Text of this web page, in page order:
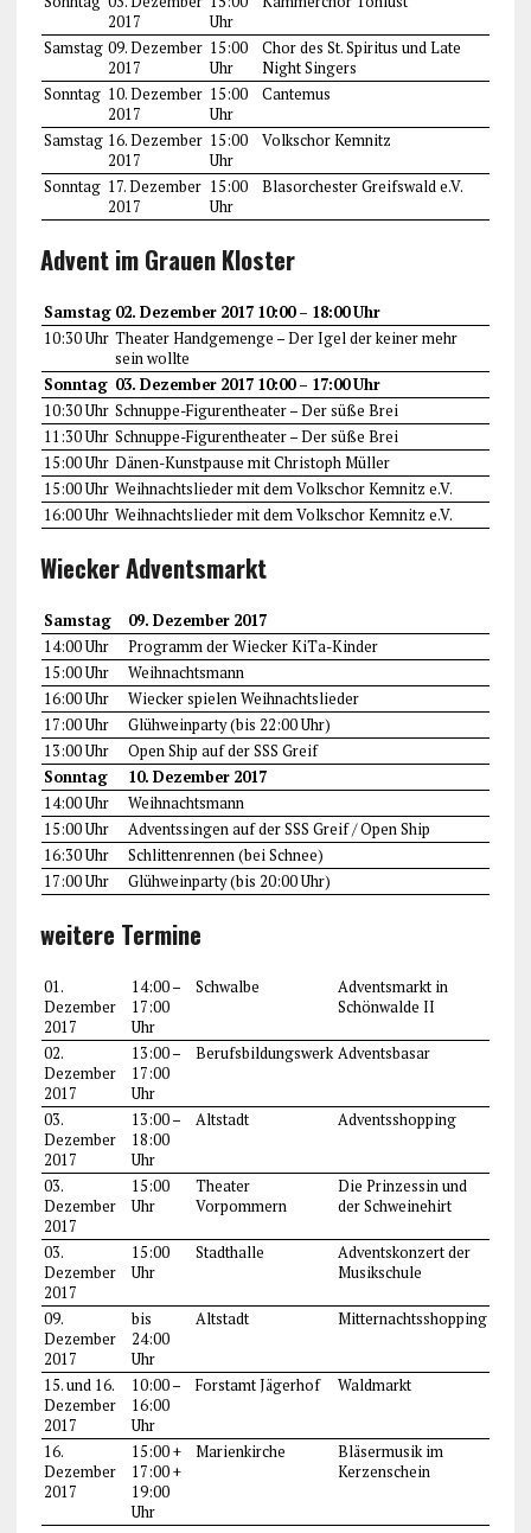
2017
Uhr
Samstag 09. Dezember
2017
15:00
Uhr
Chor des St. Spiritus und Late
Night Singers
Sonntag 10. Dezember
2017
15:00
Uhr
Cantemus
Samstag 16. Dezember
2017
15:00
Uhr
Volkschor Kemnitz
Sonntag 17. Dezember
2017
15:00
Uhr
Blasorchester Greifswald e.V.
Advent im Grauen Kloster
Samstag 02. Dezember 2017 10:00 – 18:00 Uhr
10:30 Uhr Theater Handgemenge – Der Igel der keiner mehr
sein wollte
Sonntag 03. Dezember 2017 10:00 – 17:00 Uhr
10:30 Uhr Schnuppe-Figurentheater – Der süße Brei
11:30 Uhr Schnuppe-Figurentheater – Der süße Brei
15:00 Uhr Dänen-Kunstpause mit Christoph Müller
15:00 Uhr Weihnachtslieder mit dem Volkschor Kemnitz e.V.
16:00 Uhr Weihnachtslieder mit dem Volkschor Kemnitz e.V.
Wiecker Adventsmarkt
Samstag
09. Dezember 2017
14:00 Uhr
Programm der Wiecker KiTa-Kinder
15:00 Uhr
Weihnachtsmann
16:00 Uhr
Wiecker spielen Weihnachtslieder
17:00 Uhr
Glühweinparty (bis 22:00 Uhr)
13:00 Uhr
Open Ship auf der SSS Greif
Sonntag
10. Dezember 2017
14:00 Uhr
Weihnachtsmann
15:00 Uhr
Adventssingen auf der SSS Greif / Open Ship
16:30 Uhr
Schlittenrennen (bei Schnee)
17:00 Uhr
Glühweinparty (bis 20:00 Uhr)
weitere Termine
01.
Dezember
2017
14:00 –
17:00
Uhr
Schwalbe
Adventsmarkt in
Schönwalde II
02.
Dezember
2017
13:00 –
17:00
Uhr
Berufsbildungswerk Adventsbasar
03.
Dezember
2017
13:00 –
18:00
Uhr
Altstadt Adventsshopping
03.
Dezember
2017
15:00
Uhr
Theater
Vorpommern
Die Prinzessin und
der Schweinehirt
03.
Dezember
2017
15:00
Uhr
Stadthalle
Adventskonzert der
Musikschule
09.
Dezember
2017
bis
24:00
Uhr
Altstadt Mitternachtsshopping
15. und 16.
Dezember
2017
10:00 –
16:00
Uhr
Forstamt Jägerhof Waldmarkt
16.
Dezember
2017
15:00 +
17:00 +
19:00
Uhr
Marienkirche
Bläsermusik im
Kerzenschein